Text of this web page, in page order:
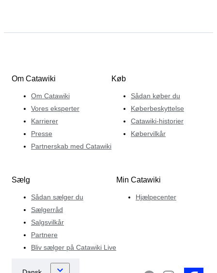
Om Catawiki
Om Catawiki
Vores eksperter
Karrierer
Presse
Partnerskab med Catawiki
Køb
Sådan køber du
Køberbeskyttelse
Catawiki-historier
Købervilkår
Sælg
Sådan sælger du
Sælgerråd
Salgsvilkår
Partnere
Bliv sælger på Catawiki Live
Min Catawiki
Hjælpecenter